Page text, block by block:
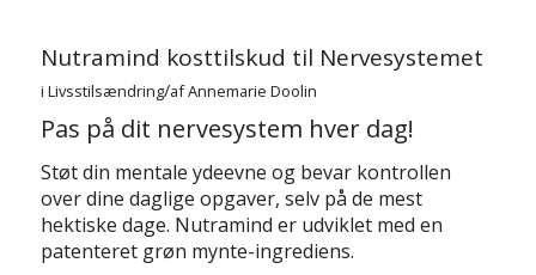
Nutramind kosttilskud til Nervesystemet
i Livsstilsændring/afAnnemarie Doolin
Pas på dit nervesystem hver dag!
Støt din mentale ydeevne og bevar kontrollen
over dine daglige opgaver, selv på de mest
hektiske dage. Nutramind er udviklet med en
patenteret grøn mynte-ingrediens.